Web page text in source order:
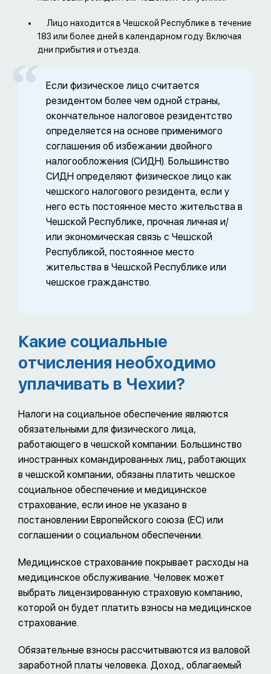
Лицо находится в Чешской Республике в течение
183 или более дней в календарном году. Включая
дни прибытия и отъезда.
Если физическое лицо считается
резидентом более чем одной страны,
окончательное налоговое резидентство
определяется на основе применимого
соглашения об избежании двойного
налогообложения (СИДН). Большинство
СИДН определяют физическое лицо как
чешского налогового резидента, если у
него есть постоянное место жительства в
Чешской Республике, прочная личная и/
или экономическая связь с Чешской
Республикой, постоянное место
жительства в Чешской Республике или
чешское гражданство.
Какие социальные
отчисления необходимо
уплачивать в Чехии?
Налоги на социальное обеспечение являются
обязательными для физического лица,
работающего в чешской компании. Большинство
иностранных командированных лиц, работающих
в чешской компании, обязаны платить чешское
социальное обеспечение и медицинское
страхование, если иное не указано в
постановлении Европейского союза (ЕС) или
соглашении о социальном обеспечении.
Медицинское страхование покрывает расходы на
медицинское обслуживание. Человек может
выбрать лицензированную страховую компанию,
которой он будет платить взносы на медицинское
страхование.
Обязательные взносы рассчитываются из валовой
заработной платы человека. Доход, облагаемый